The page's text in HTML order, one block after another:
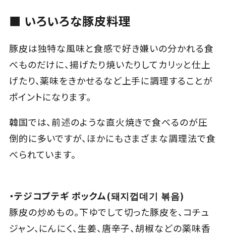
■ いろいろな豚皮料理
豚皮は独特な風味と食感で好き嫌いの分かれる食
べものだけに、揚げたり焼いたりしてカリッと仕上
げたり、薬味をきかせるなど上手に調理することが
ポイントになります。
韓国では、前述のような直火焼きで食べるのが圧
倒的に多いですが、ほかにもさまざまな調理法で食
べられています。
・テジコプテギ ポックム(돼지껍데기 볶음)
豚皮の炒めもの。下ゆでして切った豚皮を、コチュ
ジャン、にんにく、生姜、唐辛子、胡椒などの薬味香